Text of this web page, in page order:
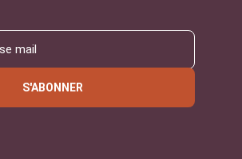
S'ABONNER